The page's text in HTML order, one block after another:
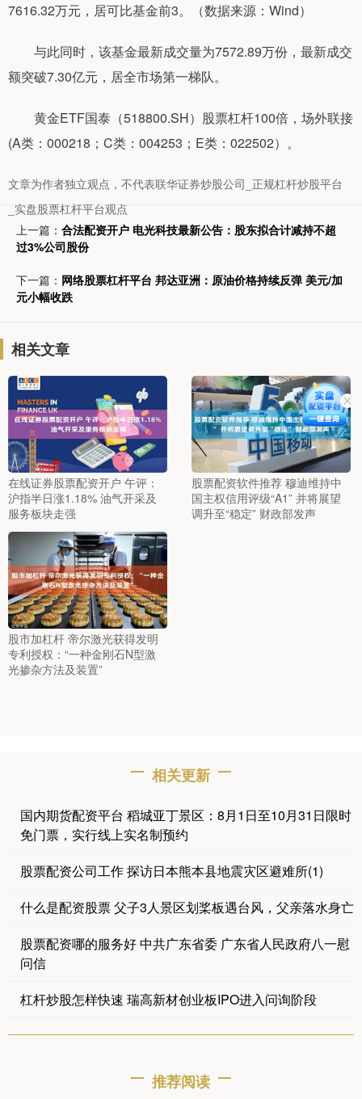
7616.32万元，居可比基金前3。（数据来源：Wind）
与此同时，该基金最新成交量为7572.89万份，最新成交
额突破7.30亿元，居全市场第一梯队。
黄金ETF国泰（518800.SH）股票杠杆100倍，场外联接
(A类：000218；C类：004253；E类：022502）。
文章为作者独立观点，不代表联华证券炒股公司_正规杠杆炒股平台
_实盘股票杠杆平台观点
上一篇： 合法配资开户 电光科技最新公告：股东拟合计减持不超
过3%公司股份
下一篇： 网络股票杠杆平台 邦达亚洲：原油价格持续反弹 美元/加
元小幅收跌
相关文章
在线证券股票配资开户 午评：
沪指半日涨1.18% 油气开采及
服务板块走强
股票配资软件推荐 穆迪维持中
国主权信用评级“A1” 并将展望
调升至“稳定” 财政部发声
股市加杠杆 帝尔激光获得发明
专利授权：“一种金刚石N型激
光掺杂方法及装置”
相关更新
国内期货配资平台 稻城亚丁景区：8月1日至10月31日限时
免门票，实行线上实名制预约
股票配资公司工作 探访日本熊本县地震灾区避难所(1)
什么是配资股票 父子3人景区划桨板遇台风，父亲落水身亡
股票配资哪的服务好 ​中共广东省委 广东省人民政府八一慰
问信
杠杆炒股怎样快速 瑞高新材创业板IPO进入问询阶段
推荐阅读